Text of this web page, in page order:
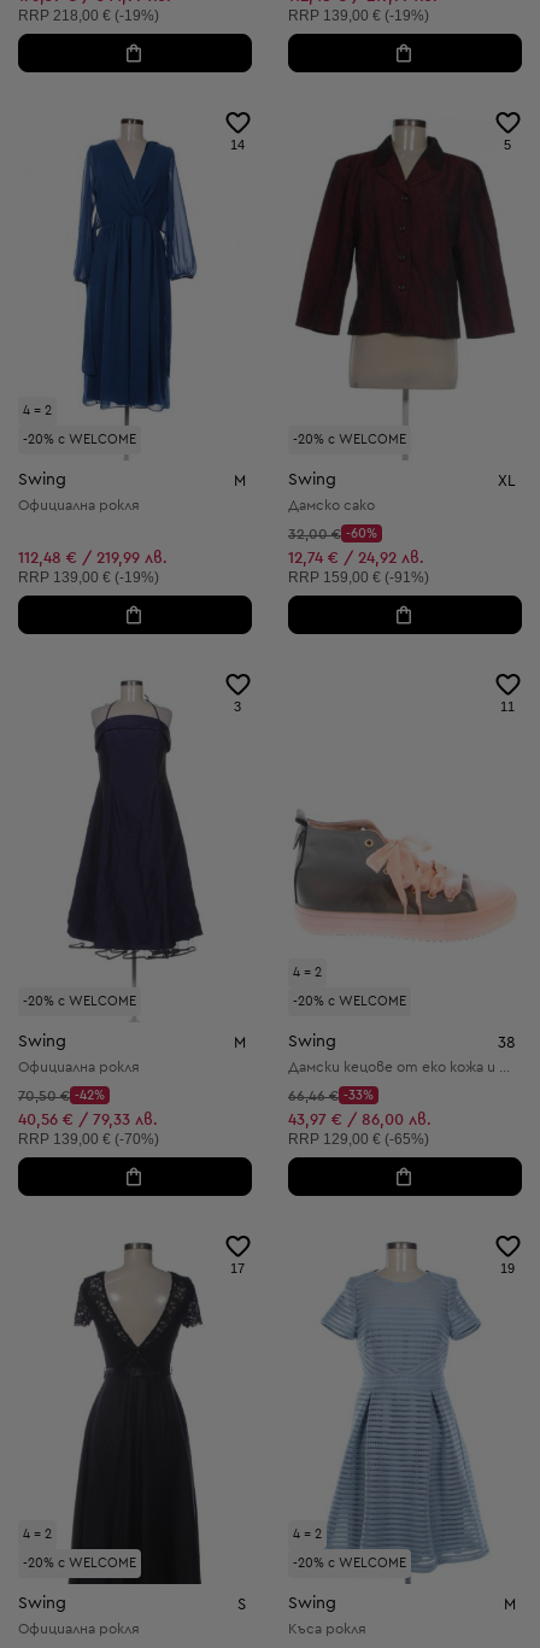
Препоръчителна цена:
RRP 218,00 € (-19%) Препоръчителна цена:
RRP 139,00 € (-19%)
4 = 2
-20% с WELCOME
14
Swing M
Официална рокля
112,48 € / 219,99 лв.
Препоръчителна цена:
RRP 139,00 € (-19%)
-20% с WELCOME
5
Swing XL
Дамско сако
Начална цена:
32,00 €
Discount Price:
-60%
Намалена цена:
12,74 € / 24,92 лв.
Препоръчителна цена:
RRP 159,00 € (-91%)
-20% с WELCOME
3
Swing M
Официална рокля
Начална цена:
70,50 €
Discount Price:
-42%
Намалена цена:
40,56 € / 79,33 лв.
Препоръчителна цена:
RRP 139,00 € (-70%)
4 = 2
-20% с WELCOME
11
Swing 38
Начална цена:
66,46 €
Discount Price:
-33%
Намалена цена:
43,97 € / 86,00 лв.
Препоръчителна цена:
RRP 129,00 € (-65%)
4 = 2
-20% с WELCOME
17
Swing S
Официална рокля
4 = 2
-20% с WELCOME
19
Swing M
Къса рокля